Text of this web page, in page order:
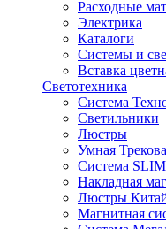
Расходные
Электрика
Каталоги
Системы и
Вставка
Светотехника
Система
Светильники
Люстры
Умная
Система
Накладная
Люстры
Магнитная